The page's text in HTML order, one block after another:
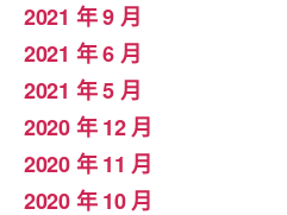
2021 年 9 月
2021 年 6 月
2021 年 5 月
2020 年 12 月
2020 年 11 月
2020 年 10 月